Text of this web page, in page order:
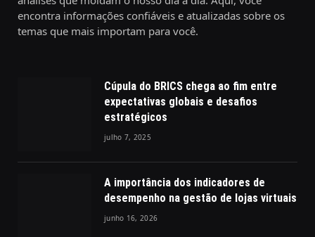
encontra informações confiáveis e atualizadas sobre os
temas que mais importam para você.
Cúpula do BRICS chega ao fim entre
expectativas globais e desafios
estratégicos
julho 7, 2025
A importância dos indicadores de
desempenho na gestão de lojas virtuais
junho 16, 2026